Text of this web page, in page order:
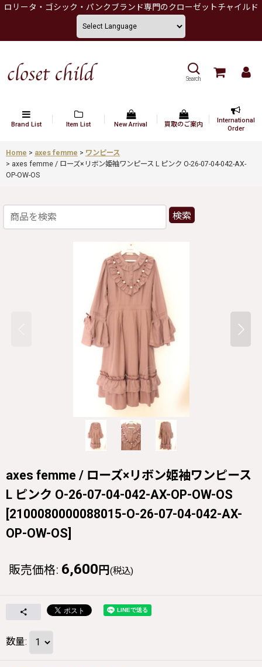
ロリータ・ゴシック・パンクブランド専門のクローゼットチャイルド
Search
Brand List Item List New Arrival 買取のご案内
International
Order
Home > axes femme > ワンピース
> axes femme / ローズ×リボン姫袖ワンピース L ピンク O-26-07-04-042-AX-
OP-OW-OS
検索
axes femme / ローズ×リボン姫袖ワンピース
L ピンク O-26-07-04-042-AX-OP-OW-OS
[2100080000088015-O-26-07-04-042-AX-
OP-OW-OS]
販売価格: 6,600 円 (税込)
数量: